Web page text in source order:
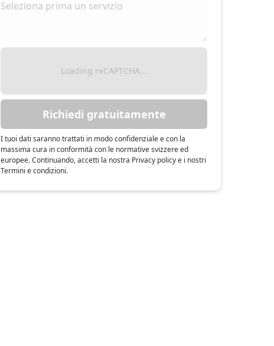
Loading reCAPTCHA...
Richiedi gratuitamente
I tuoi dati saranno trattati in modo confidenziale e con la
massima cura in conformità con le normative svizzere ed
europee. Continuando, accetti la nostra Privacy policy e i nostri
Termini e condizioni.